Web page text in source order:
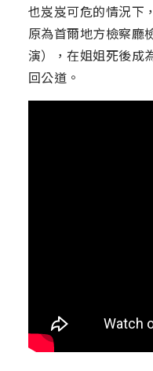
也岌岌可危的情況下
原為首爾地方檢察廳
演），在姐姐死後成
回公道。